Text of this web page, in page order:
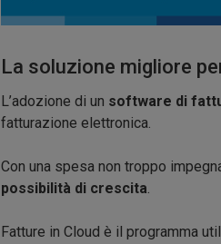
La soluzione migliore
L’adozione di un software di
fatturazione elettronica.
Con una spesa non troppo
possibilità di crescita.
Fatture in Cloud è il programma